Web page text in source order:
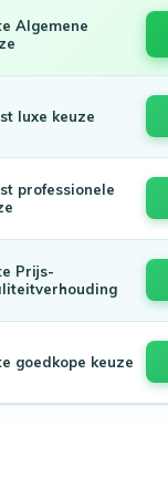
Algemene
luxe keuze
professionele
Prijs-
goedkope keuze